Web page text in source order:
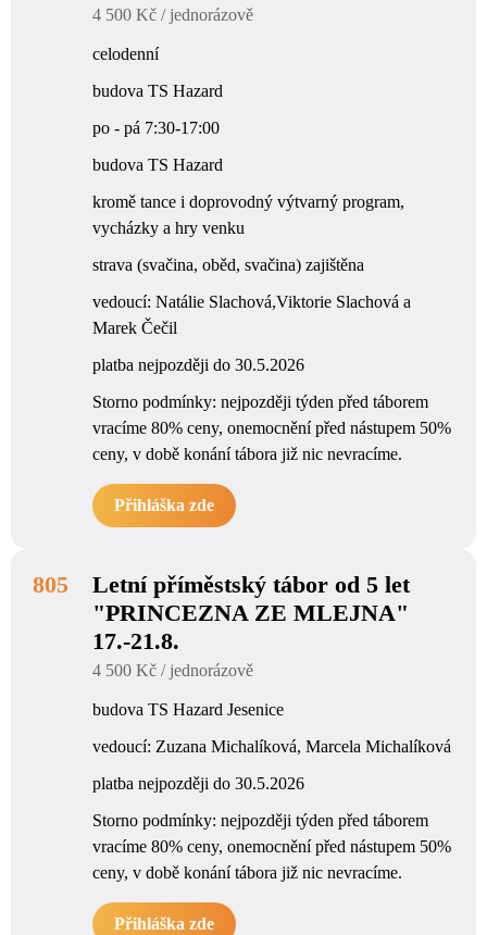
4 500 Kč / jednorázově
celodenní
budova TS Hazard
po - pá 7:30-17:00
budova TS Hazard
kromě tance i doprovodný výtvarný program,
vycházky a hry venku
strava (svačina, oběd, svačina) zajištěna
vedoucí: Natálie Slachová,Viktorie Slachová a
Marek Čečil
platba nejpozději do 30.5.2026
Storno podmínky: nejpozději týden před táborem
vracíme 80% ceny, onemocnění před nástupem 50%
ceny, v době konání tábora již nic nevracíme.
Přihláška zde
805
Letní příměstský tábor od 5 let
"PRINCEZNA ZE MLEJNA"
17.-21.8.
4 500 Kč / jednorázově
budova TS Hazard Jesenice
vedoucí: Zuzana Michalíková, Marcela Michalíková
platba nejpozději do 30.5.2026
Storno podmínky: nejpozději týden před táborem
vracíme 80% ceny, onemocnění před nástupem 50%
ceny, v době konání tábora již nic nevracíme.
Přihláška zde